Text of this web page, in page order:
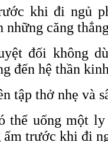
khi đi ngủ
những căng
đối không
đến hệ thần
tập thở nhẹ và
thể uống một
ấm trước khi đi